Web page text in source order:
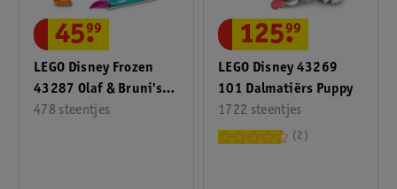
LEGO Disney Frozen
43287 Olaf & Bruni's
Picknickplezier
478 steentjes
45.
99
LEGO Disney 43269
101 Dalmatiërs Puppy
1722 steentjes
125.
99
2